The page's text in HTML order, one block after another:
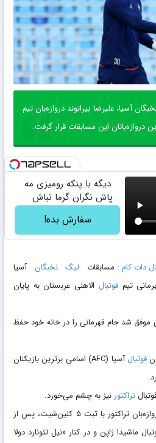
آسیا، علیرضا بیرانوند دروازه‌بان تیم
دروازه‌بانان این مسابقات قرار گرفت.
دیگه با پنکه رومیزی مه
پاش نگران گرما نباش
سفارش بده!
دات کام : مسابقات لیگ نخبگان آسیا
فوتبال الاهلی عربستان به پایان
موفق شد جام قهرمانی را در خانه خود حفظ
فوتبال
آسیا (AFC) اسامی برترین بازیکنان
تراکتور نیز به چشم می‌خورد.
دروازه‌بان تراکتور با ثبت ۵ کلین‌شیت، پس از
ماشیدا ژاپن و در کنار «نیل لئونارد دولا